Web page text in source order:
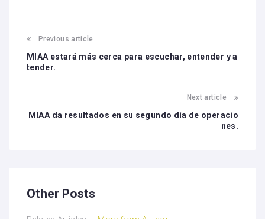
Previous article
MIAA estará más cerca para escuchar, entender y a
tender.
Next article
MIAA da resultados en su segundo día de operacio
nes.
Other Posts